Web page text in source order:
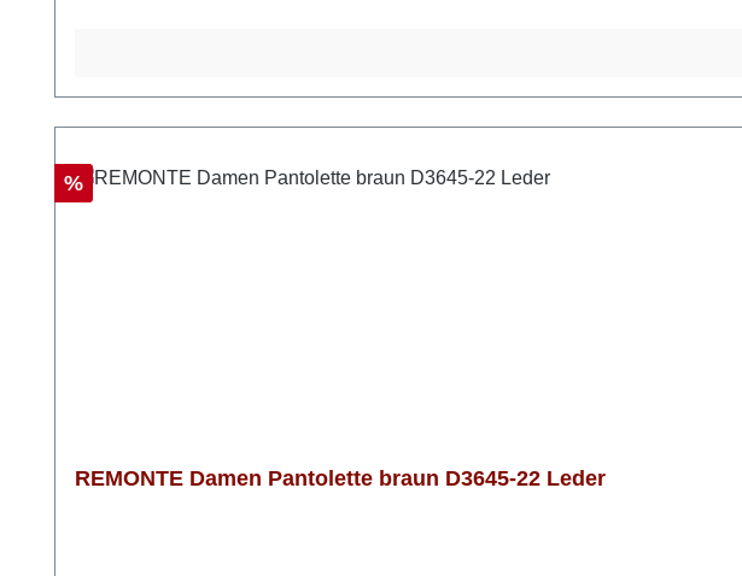
Rabatt
%
REMONTE Damen Pantolette braun D3645-22 Leder